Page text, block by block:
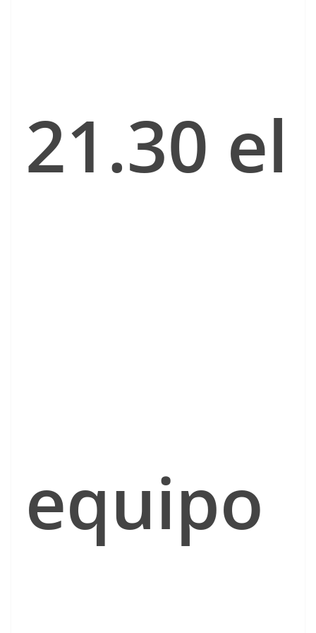
21.30 el
equipo